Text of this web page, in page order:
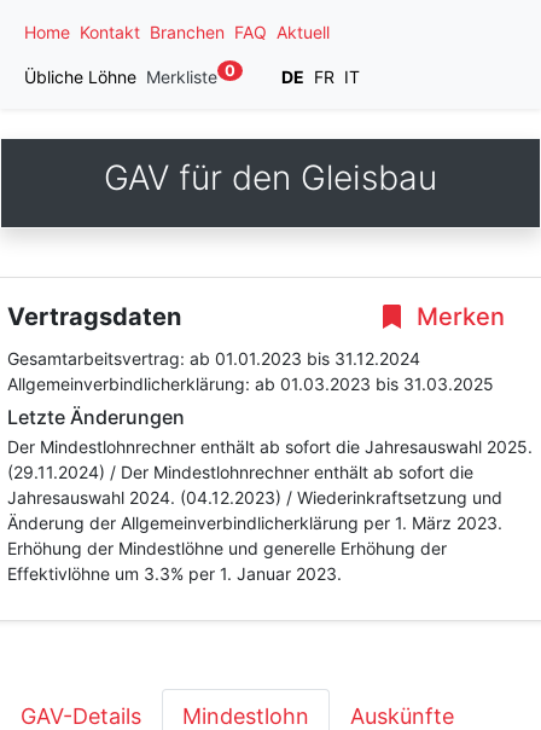
Home Kontakt Branchen FAQ Aktuell
Übliche Löhne Merkliste 0 DE FR IT
GAV für den Gleisbau
Merken
Vertragsdaten
Gesamtarbeitsvertrag: ab 01.01.2023 bis 31.12.2024
Allgemeinverbindlicherklärung: ab 01.03.2023 bis 31.03.2025
Letzte Änderungen
Der Mindestlohnrechner enthält ab sofort die Jahresauswahl 2025.
(29.11.2024) / Der Mindestlohnrechner enthält ab sofort die
Jahresauswahl 2024. (04.12.2023) / Wiederinkraftsetzung und
Änderung der Allgemeinverbindlicherklärung per 1. März 2023.
Erhöhung der Mindestlöhne und generelle Erhöhung der
Effektivlöhne um 3.3% per 1. Januar 2023.
GAV-Details Mindestlohn Auskünfte